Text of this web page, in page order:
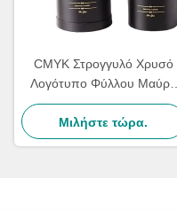
CMYK Στρογγυλό Χρυσό
Λογότυπο Φύλλου Μαύρο
Κουτί Καπέλου Χειροποίητο
Για Συσκευασία Φρέσκων
Λουλουδιών
Μιλήστε τώρα.